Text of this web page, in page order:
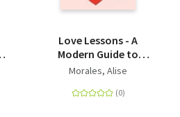
Love Lessons - A
Modern Guide to
Showing, Giving, and
Morales, Alise